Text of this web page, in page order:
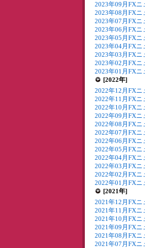
2023年09月FXニ
2023年08月FXニ
2023年07月FXニ
2023年06月FXニ
2023年05月FXニ
2023年04月FXニ
2023年03月FXニ
2023年02月FXニ
2023年01月FXニ
[2022年]
2022年12月FXニ
2022年11月FXニ
2022年10月FXニ
2022年09月FXニ
2022年08月FXニ
2022年07月FXニ
2022年06月FXニ
2022年05月FXニ
2022年04月FXニ
2022年03月FXニ
2022年02月FXニ
2022年01月FXニ
[2021年]
2021年12月FXニ
2021年11月FXニ
2021年10月FXニ
2021年09月FXニ
2021年08月FXニ
2021年07月FXニ